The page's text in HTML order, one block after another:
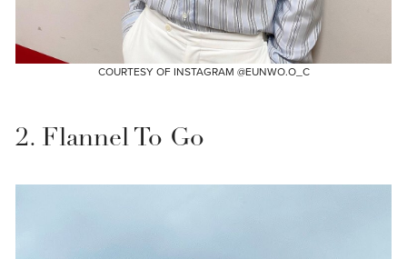
COURTESY OF INSTAGRAM @EUNWO.O_C
2. Flannel To Go